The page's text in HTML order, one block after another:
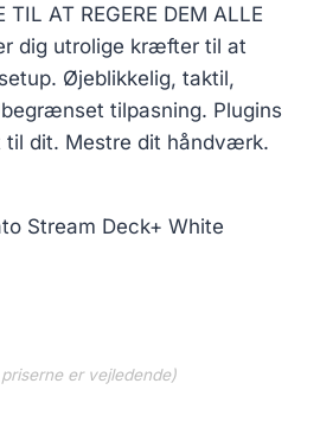
TIL AT REGERE DEM ALLE
dig utrolige kræfter til at
Øjeblikkelig, taktil,
tilpasning. Plugins
til dit. Mestre dit håndværk.
Stream Deck+ White
er vejledende)